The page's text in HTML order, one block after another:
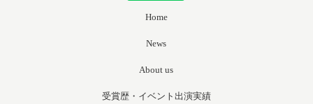
Home
News
About us
受賞歴・イベント出演実績